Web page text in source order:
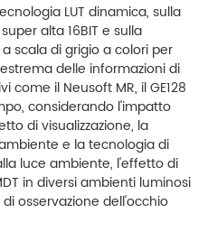
LUT dinamica, sulla
alta 16BIT e sulla
scala di grigio a colori per
delle informazioni di
come il Neusoft MR, il GE128
considerando l'impatto
di visualizzazione, la
e la tecnologia di
luce ambiente, l'effetto di
in diversi ambienti luminosi
osservazione dell'occhio